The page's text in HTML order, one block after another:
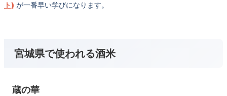
ト) が一番早い学びになります。
宮城県で使われる酒米
蔵の華